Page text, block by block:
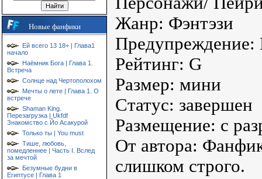
Новые фанфики
Ей всего 13 18+ | Глава1
начало
Наёмник Бога | Глава 1.
Встреча
Солнце над Чертополохом
Мечты о лете | Глава 1. О
встрече
Shaman King.
Перезагрузка | Ukfdf
Знакомство с Йо Асакурой
Только ты | You must
Тише, любовь,
помедленнее | Часть I. Вслед
за мечтой
Безумные будни в
Египтусе | Глава 1
Жанр: Фэнтэзи
Предупреждение:
Рейтинг: G
Размер: мини
Статус: завершен
Размещение: с
От автора:
слишком строго.